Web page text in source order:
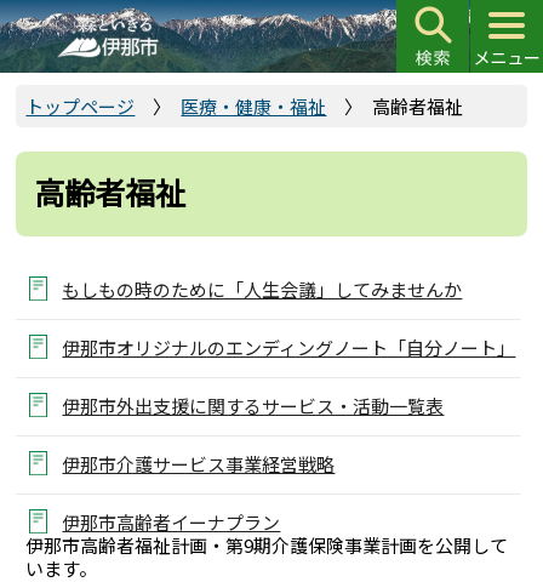
こ
の
ペ
の
頭
トップページ 医療・健康・福祉 高齢者福祉
高齢者福祉
もしもの時のために「人生会議」してみませんか
伊那市オリジナルのエンディングノート「自分ノート」
伊那市外出支援に関するサービス・活動一覧表
伊那市介護サービス事業経営戦略
伊那市高齢者イーナプラン
伊那市高齢者福祉計画・第9期介護保険事業計画を公開して
います。